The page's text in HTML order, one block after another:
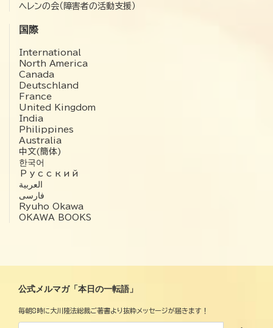
ヘレンの会（障害者の活動支援）
国際
International
North America
Canada
Deutschland
France
United Kingdom
India
Philippines
Australia
中文(簡体)
한국어
Русский
العربية‏
فارسی
Ryuho Okawa
OKAWA BOOKS
公式メルマガ「本日の一転語」
毎朝8時に大川隆法総裁ご著書より抜粋メッセージが届きます！